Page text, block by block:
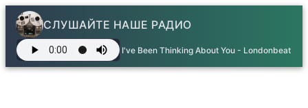
СЛУШАЙТЕ НАШЕ РАДИО
I've Been Thinking About You - Londonbeat